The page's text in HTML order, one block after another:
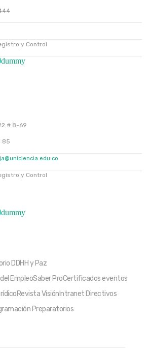
y Control
dummy
# 8-69
85
y Control
dummy
DDHH y Paz
EmpleoSaber ProCertificados eventos
Revista VisiónIntranet Directivos
Preparatorios